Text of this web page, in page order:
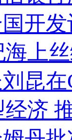
开
海上
昆
济